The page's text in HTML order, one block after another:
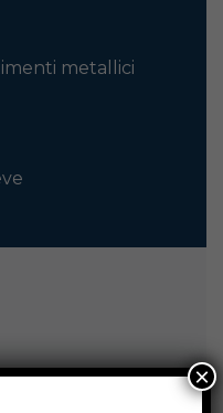
metallici
×